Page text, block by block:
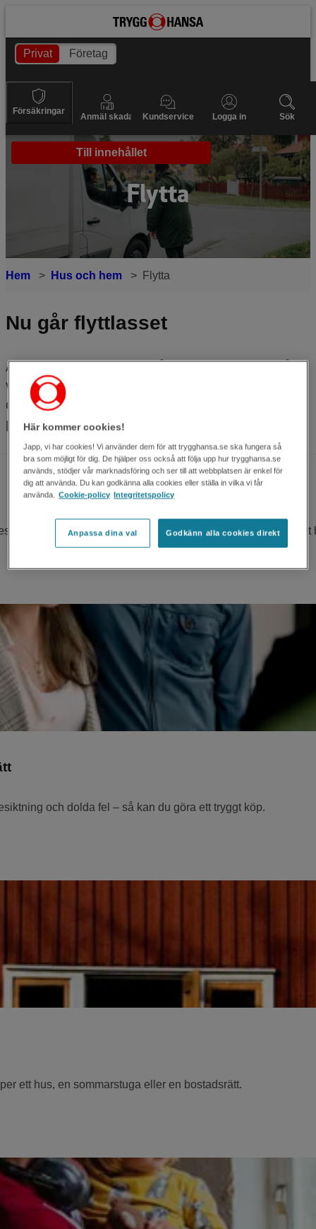
Till innehållet
Privat Företag
Försäkringar
Anmäl skada Kundservice Logga in Sök
Flytta
Hem Hus och hem Flytta
Nu går flyttlasset
Att flytta är ofta början på ett nytt kapitel – från
visning och besiktning till att packa och komma i
ordning. Här finns praktiska råd som underlättar
planering och inflyttning.
Här går vi igenom det viktigaste du bör tänka på inför ett
och dolda fel – så kan du göra ett tryggt köp.
ett hus, en sommarstuga eller en bostadsrätt.
Här kommer cookies!
Japp, vi har cookies! Vi använder dem för att trygghansa.se ska fungera så
bra som möjligt för dig. De hjälper oss också att följa upp hur trygghansa.se
används, stödjer vår marknadsföring och ser till att webbplatsen är enkel för
dig att använda. Du kan godkänna alla cookies eller ställa in vilka vi får
använda.
Cookie-policy Integritetspolicy
Anpassa dina val Godkänn alla cookies direkt